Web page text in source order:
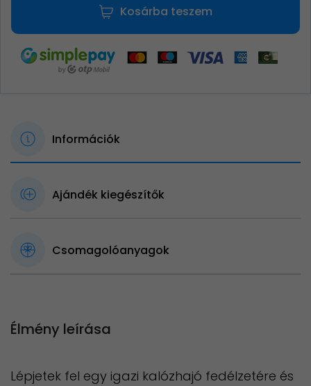
Kosárba teszem
Információk
Ajándék kiegészítők
Csomagolóanyagok
Élmény leírása
Lépjetek fel egy igazi kalózhajó fedélzetére és